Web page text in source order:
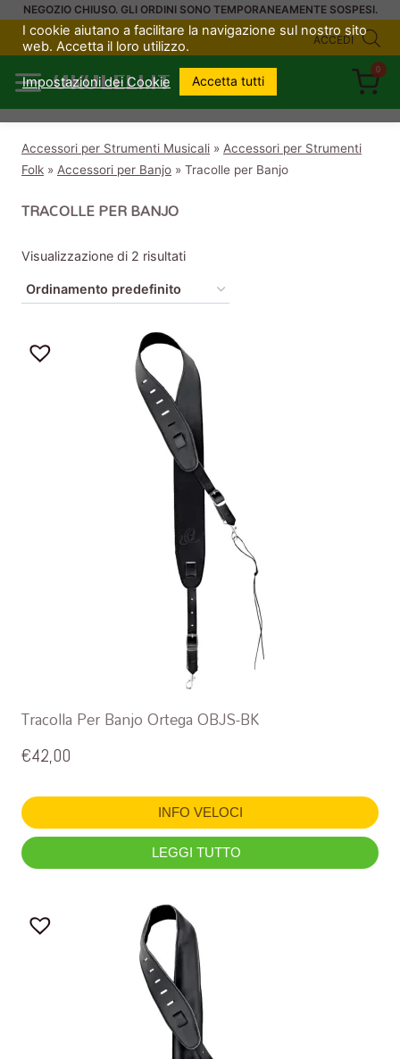
SaltaNEGOZIO CHIUSO. GLI ORDINI SONO TEMPORANEAMENTE SOSPESI.
ACCEDI
UKULELI.IT
0
Accessori per Strumenti Musicali » Accessori per Strumenti
Folk » Accessori per Banjo » Tracolle per Banjo
TRACOLLE PER BANJO
Visualizzazione di 2 risultati
Tracolla Per Banjo Ortega OBJS-BK
€42,00
INFO VELOCI
LEGGI TUTTO
I cookie aiutano a facilitare la navigazione sul nostro sito
web. Accetta il loro utilizzo.
Impostazioni dei Cookie Accetta tutti